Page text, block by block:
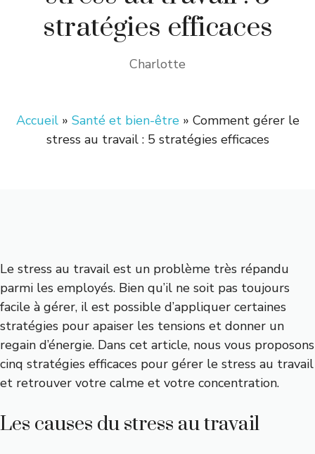
stratégies efficaces
Charlotte
Accueil» Santé et bien-être» Comment gérer le
stress au travail : 5 stratégies efficaces
Le stress au travail est un problème très répandu
parmi les employés. Bien qu’il ne soit pas toujours
facile à gérer, il est possible d’appliquer certaines
stratégies pour apaiser les tensions et donner un
regain d’énergie. Dans cet article, nous vous proposons
cinq stratégies efficaces pour gérer le stress au travail
et retrouver votre calme et votre concentration.
Les causes du stress au travail